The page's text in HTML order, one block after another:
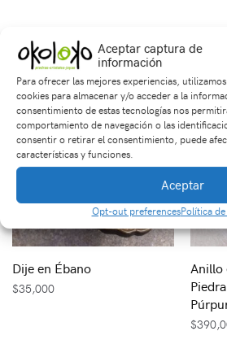
Aceptar captura de
información
Para ofrecer las mejores experiencias,
cookies para almacenar y/o acceder a la
consentimiento de estas tecnologías nos
comportamiento de navegación o las
consentir o retirar el consentimiento, puede
características y funciones.
Aceptar
Opt-out preferencesPolítica
Productos
Dije en Ébano
$35,000
Anillo
$